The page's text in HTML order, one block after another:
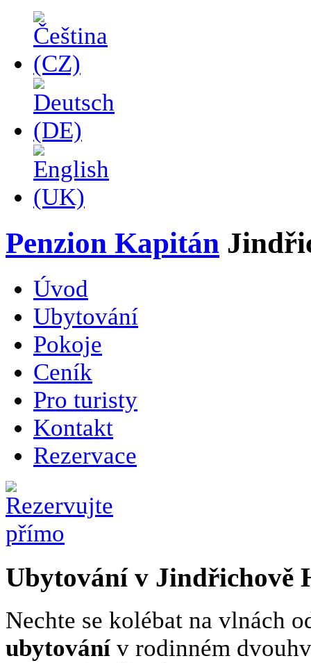
Penzion Kapitán
Úvod
Ubytování
Pokoje
Ceník
Pro turisty
Kontakt
Rezervace
Ubytování v Jindřichově
Nechte se kolébat na vlnách
ubytovánív rodinném